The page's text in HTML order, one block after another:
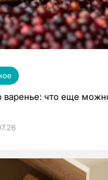
варенье: что еще